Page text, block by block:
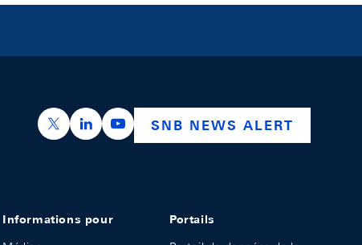
https://x.com/snb_bns
https://ch.linkedin.com/company/swiss-
https://www.youtube.com/
SNB NEWS ALERT
Informations pour Portails